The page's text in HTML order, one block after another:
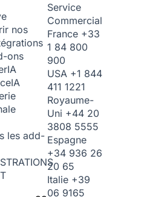
nos
ons
IA
IA
les add-
Service
Commercial
France +33
1 84 800
900
USA +1 844
411 1221
Royaume-
Uni +44 20
3808 5555
Espagne
+34 936 26
20 65
Italie +39
06 9165